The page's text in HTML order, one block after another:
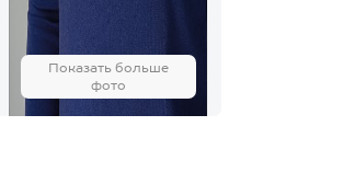
Показать больше
фото